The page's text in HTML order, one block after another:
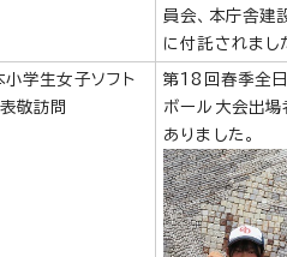
員会、本庁舎建
に付託されまし
学生女子ソフト
敬訪問
第18回春季全
ボール大会出
ありました。